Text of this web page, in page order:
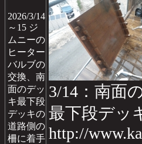
2026/3/14
～15 ジ
ムニーの
ヒーター
バルブの
交換、南
面のデッ
キ最下段
デッキの
道路側の
柵に着手
3/14：南面
最下段デッ
http://